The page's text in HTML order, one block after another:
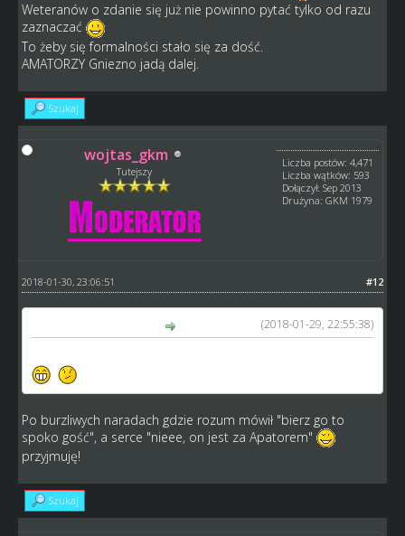
Weteranów o zdanie się już nie powinno pytać tylko od razu
zaznaczać
To żeby się formalności stało się za dość.
AMATORZY Gniezno jadą dalej.
Szukaj
wojtas_gkm
Tutejszy
Liczba postów: 4,471
Liczba wątków: 593
Dołączył: Sep 2013
Drużyna: GKM 1979
#12
2018-01-30, 23:06:51
(2018-01-29, 22:55:38)
Po burzliwych naradach gdzie rozum mówił "bierz go to
spoko gość", a serce "nieee, on jest za Apatorem"
przyjmuję!
Szukaj